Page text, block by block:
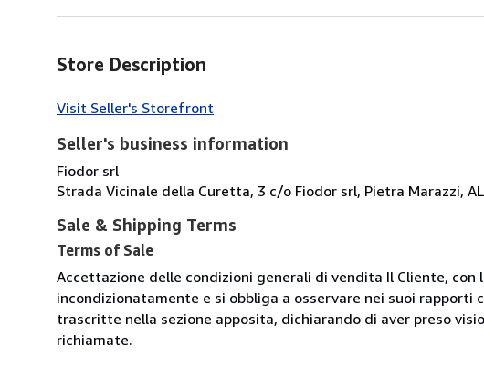
Store Description
Visit Seller's Storefront
Seller's business information
Fiodor srl
Strada Vicinale della Curetta, 3 c/o Fiodor srl, Pietra Marazzi,
Sale & Shipping Terms
Terms of Sale
Accettazione delle condizioni generali di vendita Il Cliente,
incondizionatamente e si obbliga a osservare nei suoi
trascritte nella sezione apposita, dichiarando di aver preso
richiamate.